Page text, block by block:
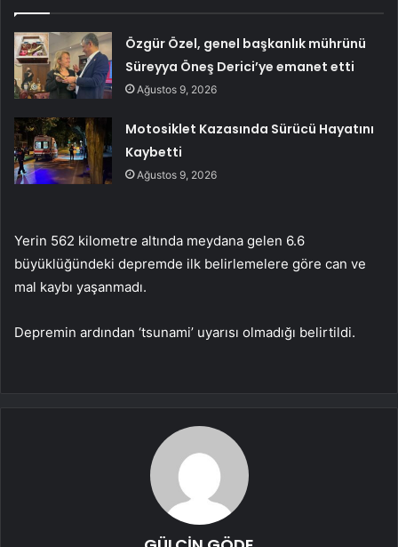
Özgür Özel, genel başkanlık mührünü
Süreyya Öneş Derici’ye emanet etti
Ağustos 9, 2026
Motosiklet Kazasında Sürücü Hayatını
Kaybetti
Ağustos 9, 2026
Yerin 562 kilometre altında meydana gelen 6.6
büyüklüğündeki depremde ilk belirlemelere göre can ve
mal kaybı yaşanmadı.
Depremin ardından ‘tsunami’ uyarısı olmadığı belirtildi.